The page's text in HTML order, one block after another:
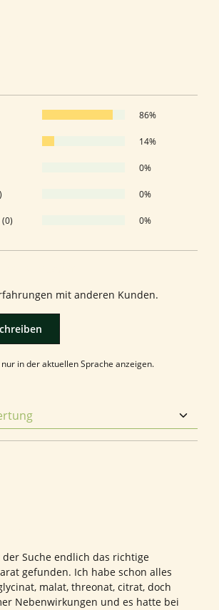
86%
14%
0%
0%
0%
mit anderen Kunden.
in der aktuellen Sprache anzeigen.
Suche endlich das richtige
gefunden. Ich habe schon alles
malat, threonat, citrat, doch
Nebenwirkungen und es hatte bei